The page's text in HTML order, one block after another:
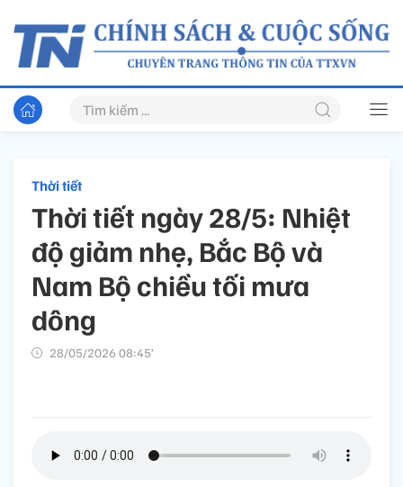
Thời tiết
Thời tiết ngày 28/5: Nhiệt
độ giảm nhẹ, Bắc Bộ và
Nam Bộ chiều tối mưa
dông
28/05/2026 08:45’